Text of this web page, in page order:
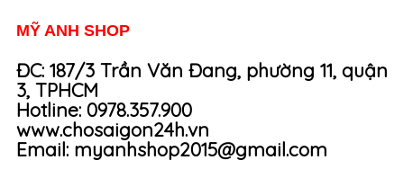
MỸ ANH SHOP
ĐC: 187/3 Trần Văn Đang, phường 11, quận
3, TPHCM
Hotline: 0978.357.900
www.chosaigon24h.vn
Email: myanhshop2015@gmail.com